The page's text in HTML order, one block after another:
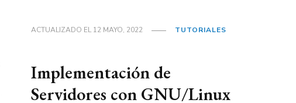
ACTUALIZADO EL12 MAYO, 2022 TUTORIALES
Implementación de
Servidores con GNU/Linux